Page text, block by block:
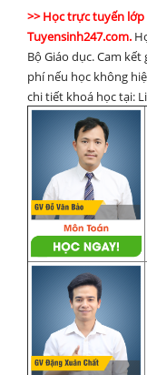
>> Học trực tuyến
Tuyensinh247.com.
Bộ Giáo dục. Cam
phí nếu học không
chi tiết khoá học tại: